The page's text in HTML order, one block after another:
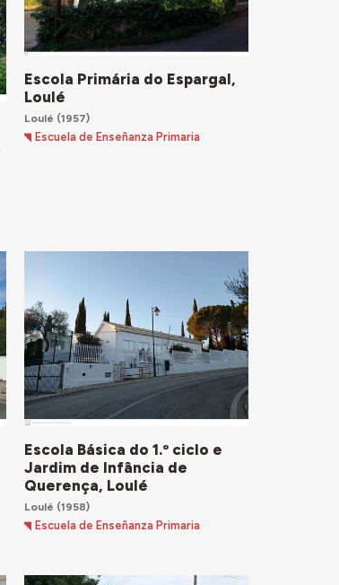
Escola Primária do Espargal,
Loulé
Loulé (1957)
Escuela de Enseñanza Primaria
Escola Básica do 1.º ciclo e
Jardim de Infância de
Querença, Loulé
Loulé (1958)
Escuela de Enseñanza Primaria